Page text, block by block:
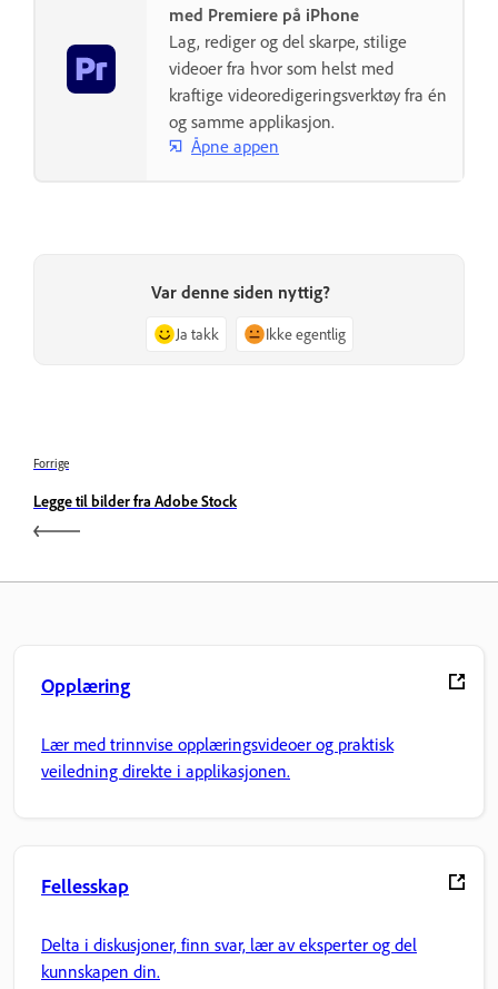
med Premiere på iPhone
Lag, rediger og del skarpe, stilige
videoer fra hvor som helst med
kraftige videoredigeringsverktøy fra én
og samme applikasjon.
Åpne appen
Var denne siden nyttig?
Ja takk Ikke egentlig
Forrige
Legge til bilder fra Adobe Stock
Opplæring
Lær med trinnvise opplæringsvideoer og praktisk
veiledning direkte i applikasjonen.
Fellesskap
Delta i diskusjoner, finn svar, lær av eksperter og del
kunnskapen din.